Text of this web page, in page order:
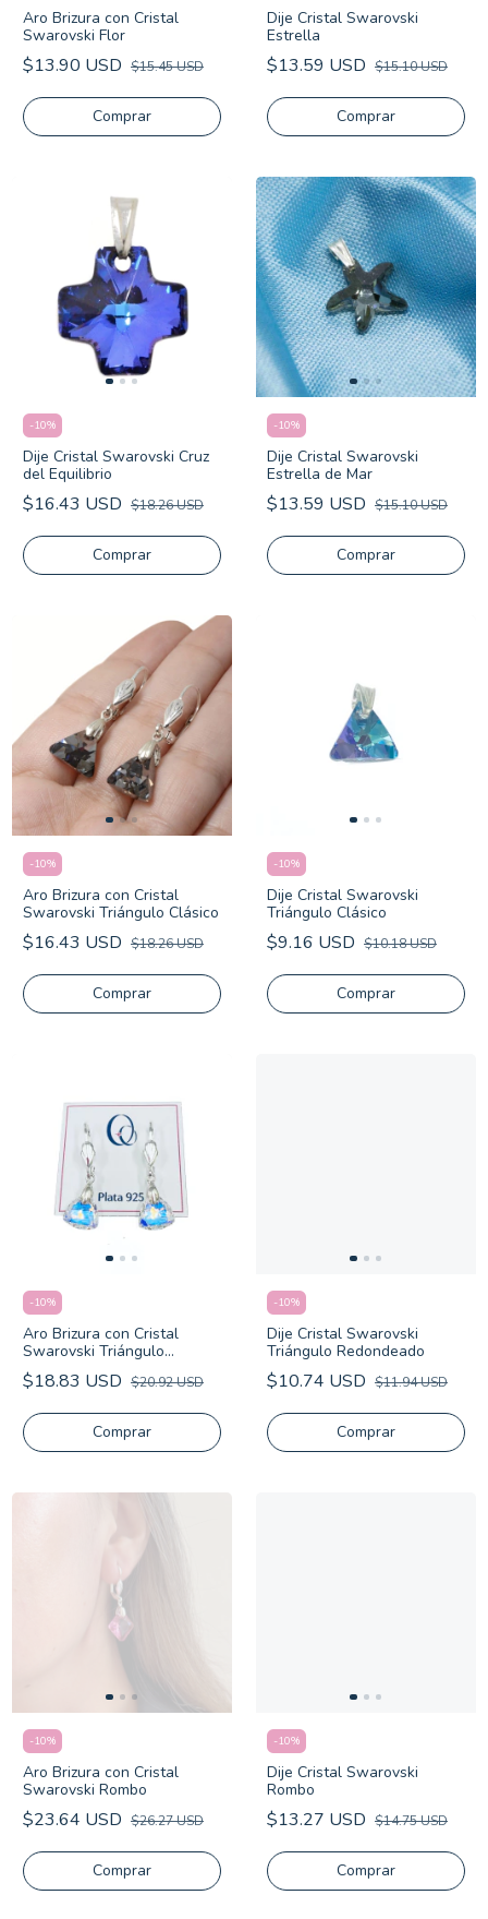
Aro Brizura con Cristal
Swarovski Flor
$13.90 USD $15.45 USD
Dije Cristal Swarovski
Estrella
$13.59 USD $15.10 USD
-10%
Dije Cristal Swarovski Cruz
del Equilibrio
$16.43 USD $18.26 USD
-10%
Dije Cristal Swarovski
Estrella de Mar
$13.59 USD $15.10 USD
-10%
Aro Brizura con Cristal
Swarovski Triángulo Clásico
$16.43 USD $18.26 USD
-10%
Dije Cristal Swarovski
Triángulo Clásico
$9.16 USD $10.18 USD
-10%
Aro Brizura con Cristal
Swarovski Triángulo
Redondeado
$18.83 USD $20.92 USD
-10%
Dije Cristal Swarovski
Triángulo Redondeado
$10.74 USD $11.94 USD
-10%
Aro Brizura con Cristal
Swarovski Rombo
$23.64 USD $26.27 USD
-10%
Dije Cristal Swarovski
Rombo
$13.27 USD $14.75 USD